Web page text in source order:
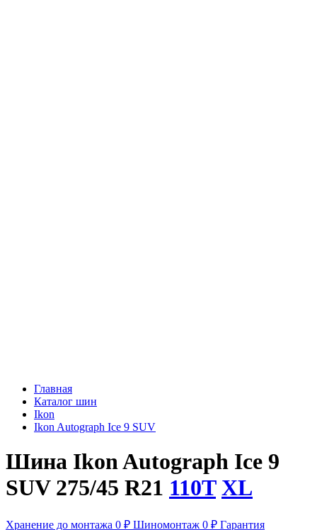
Главная
Каталог шин
Ikon
Ikon Autograph Ice 9 SUV
Шина Ikon Autograph Ice 9
SUV 275/45 R21 110T XL
Хранение до монтажа 0 ₽ Шиномонтаж 0 ₽ Гарантия